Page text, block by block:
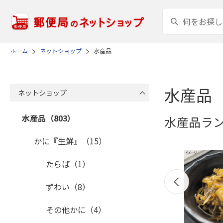
ホーム ネットショップ 水産品
水産品
水産品ラ
ネットショップ
水産品（803）
かに『生鮮』（15）
たらば（1）
ずわい（8）
その他かに（4）